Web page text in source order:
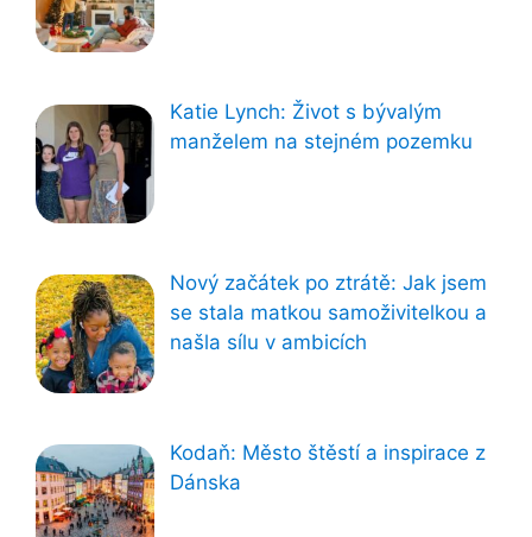
Katie Lynch: Život s bývalým
manželem na stejném pozemku
Nový začátek po ztrátě: Jak jsem
se stala matkou samoživitelkou a
našla sílu v ambicích
Kodaň: Město štěstí a inspirace z
Dánska